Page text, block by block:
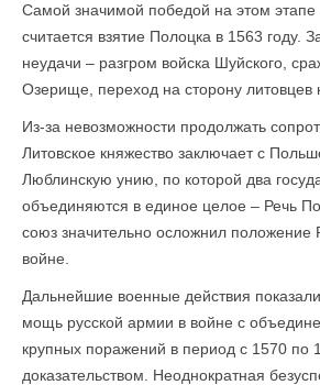
Самой значимой победой на этом
считается взятие Полоцка в 1563 году.
неудачи – разгром войска Шуйского,
Озерище, переход на сторону литовцев
Из-за невозможности продолжать
Литовское княжество заключает с
Люблинскую унию, по которой два
объединяются в единое целое – Речь
союз значительно осложнил положение
войне.
Дальнейшие военные действия
мощь русской армии в войне с
крупных поражений в период с 1570 по
доказательством. Неоднократная